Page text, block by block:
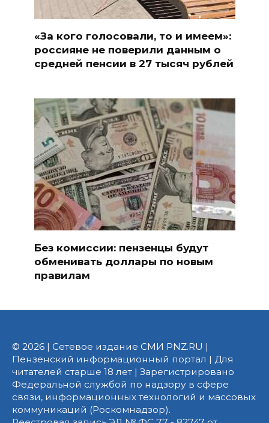
«За кого голосовали, то и имеем»:
россияне не поверили данным о
средней пенсии в 27 тысяч рублей
Без комиссии: пензенцы будут
обменивать доллары по новым
правилам
© 2026 | Сетевое издание СМИ PNZ.RU |
Пензенский информационный портал | Для
читателей старше 18 лет | Зарегистрировано
Федеральной службой по надзору в сфере
связи, информационных технологий и массовых
коммуникаций (Роскомнадзор).